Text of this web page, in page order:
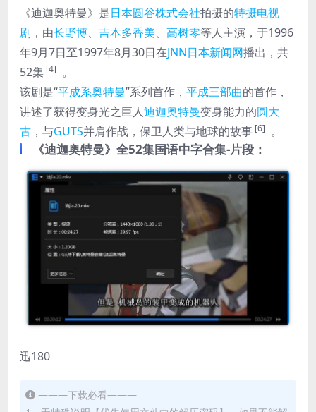
《迪迦奥特曼》是日本圆谷株式会社拍摄的特摄电视
剧 ，由长野博、 吉本多香美、 高树零等人主演，于1996
年9月7日至1997年8月30日在JNN日本新闻网播出，共
52集 [4] 。
该剧是“平成系奥特曼”系列首作， 平成三部曲的首作，
讲述了获得变身光之巨人迪迦奥特曼变身能力的圆大
古 ，与GUTS并肩作战，保卫人类与地球的故事 [6] 。
《迪迦奥特曼》全52集国语中字合集-片段：
迅180
———下载必看———